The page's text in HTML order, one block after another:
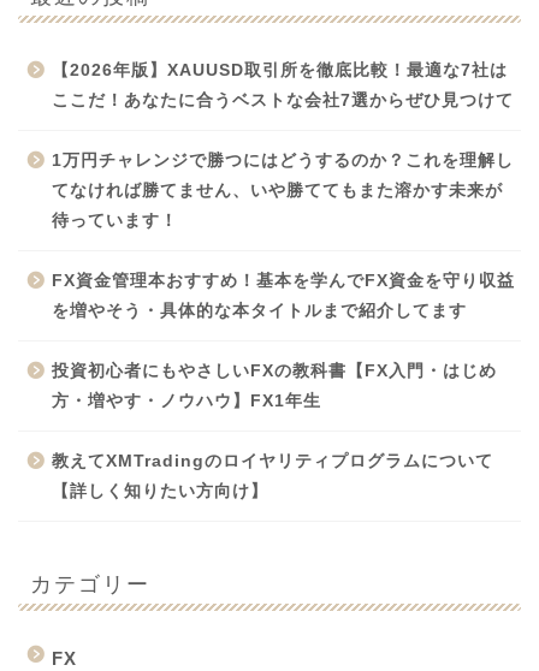
【2026年版】XAUUSD取引所を徹底比較！最適な7社は
ここだ！あなたに合うベストな会社7選からぜひ見つけて
1万円チャレンジで勝つにはどうするのか？これを理解し
てなければ勝てません、いや勝ててもまた溶かす未来が
待っています！
FX資金管理本おすすめ！基本を学んでFX資金を守り収益
を増やそう・具体的な本タイトルまで紹介してます
投資初心者にもやさしいFXの教科書【FX入門・はじめ
方・増やす・ノウハウ】FX1年生
教えてXMTradingのロイヤリティプログラムについて
【詳しく知りたい方向け】
カテゴリー
FX